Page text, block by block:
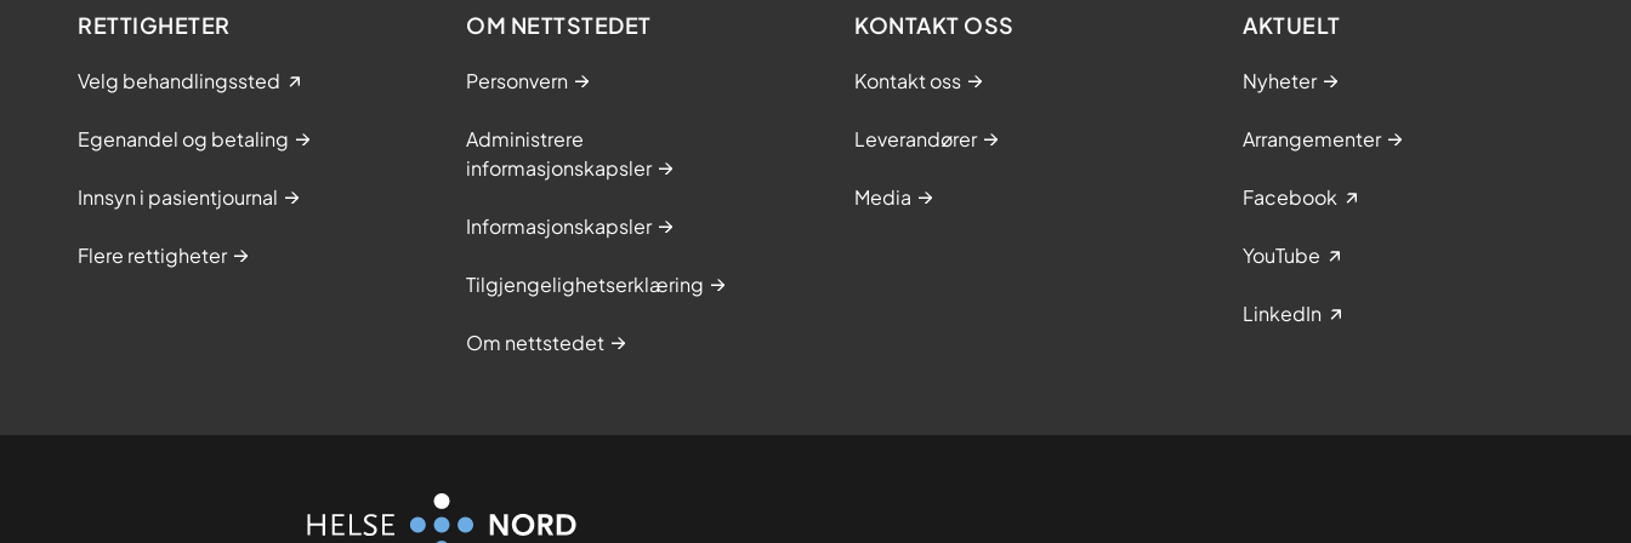
RETTIGHETER
Velg behandlingssted
Egenandel og betaling
Innsyn i pasientjournal
Flere rettigheter
OM NETTSTEDET
Personvern
Administrere
informasjonskapsler
Informasjonskapsler
Tilgjengelighetserklæring
Om nettstedet
KONTAKT OSS
Kontakt oss
Leverandører
Media
AKTUELT
Nyheter
Arrangementer
Facebook
YouTube
LinkedIn